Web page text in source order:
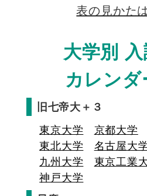
表の見かた
大学別
カレンダ
旧七帝大＋３
東京大学
京都大学
東北大学
名古屋大
九州大学
東京工業
神戸大学